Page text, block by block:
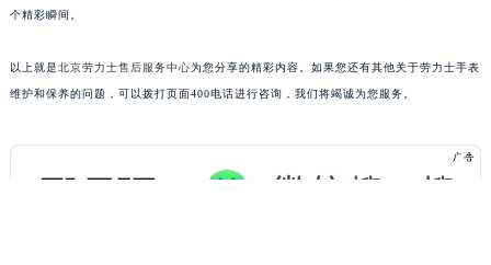
个精彩瞬间。
以上就是北京劳力士售后服务中心为您分享的精彩内容。如果您还有其他关于劳力士手表
维护和保养的问题，可以拨打页面400电话进行咨询，我们将竭诚为您服务。